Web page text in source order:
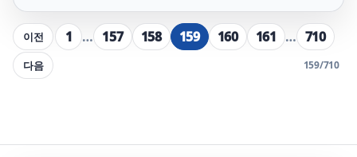
도, 삼자극치, 주파장, 색순
도, 피크 파장, 분광방사조
도값(360nm~780nm
1nm 간격：외부 출력에
이전 1 … 157 158 159 160 161 … 710
다음 159/710